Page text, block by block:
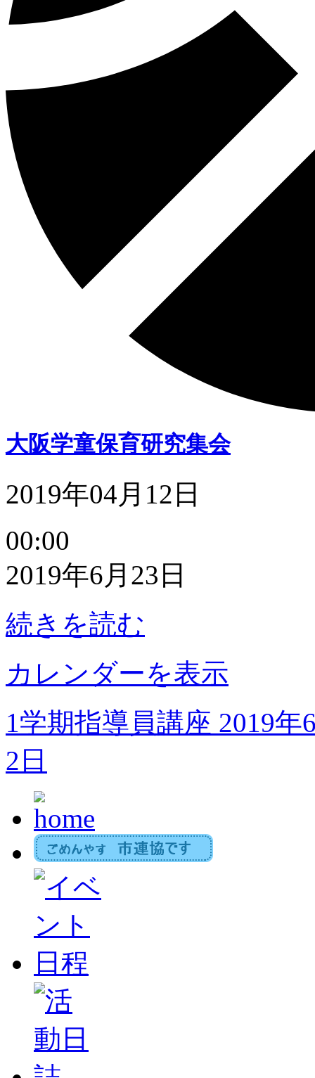
大阪学童保育研究集会
2019年04月12日
大
阪
童
研
究
00:00
2019年6月23日
続きを読む
カレンダーを表示
1学期指導員講座 2019年
2日